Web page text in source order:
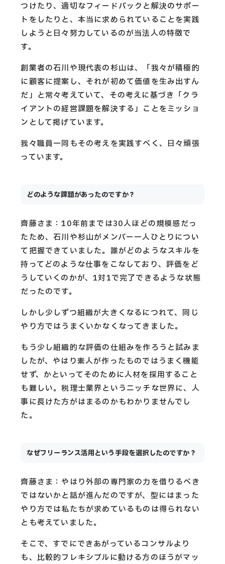
つけたり、適切なフィードバックと解決のサポー
トをしたりと、本当に求められていることを実践
しようと日々努力しているのが当法人の特徴で
す。
創業者の石川や現代表の杉山は、「我々が積極的
に顧客に提案し、それが初めて価値を生み出すん
だ」と常々考えていて、その考えに基づき「クラ
イアントの経営課題を解決する」ことをミッショ
ンとして掲げています。
我々職員一同もその考えを実践すべく、日々頑張
っています。
どのような課題があったのですか？
齊藤さま：10年前までは30人ほどの規模感だっ
たため、石川や杉山がメンバー一人ひとりについ
て把握できていました。誰がどのようなスキルを
持ってどのような仕事をこなしており、評価をど
うしていくのかが、1対1で完了できるような状態
だったのです。
しかし少しずつ組織が大きくなるにつれて、同じ
やり方ではうまくいかなくなってきました。
もう少し組織的な評価の仕組みを作ろうと試みま
したが、やはり素人が作ったものではうまく機能
せず、かといってそのために人材を採用すること
も難しい。税理士業界というニッチな世界に、人
事に長けた方がはまるのかもわかりませんでし
た。
なぜフリーランス活用という手段を選択したのですか？
齊藤さま：やはり外部の専門家の力を借りるべき
ではないかと話が進んだのですが、型にはまった
やり方では私たちが求めているものは得られない
とも考えていました。
そこで、すでにできあがっているコンサルより
も、比較的フレキシブルに動ける方のほうがマッ